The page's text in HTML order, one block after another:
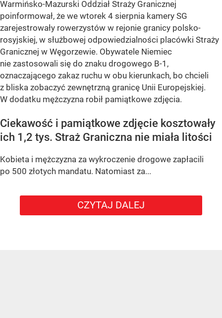
Warmińsko-Mazurski Oddział Straży Granicznej
poinformował, że we wtorek 4 sierpnia kamery SG
zarejestrowały rowerzystów w rejonie granicy polsko-
rosyjskiej, w służbowej odpowiedzialności placówki Straży
Granicznej w Węgorzewie. Obywatele Niemiec
nie zastosowali się do znaku drogowego B-1,
oznaczającego zakaz ruchu w obu kierunkach, bo chcieli
z bliska zobaczyć zewnętrzną granicę Unii Europejskiej.
W dodatku mężczyzna robił pamiątkowe zdjęcia.
Ciekawość i pamiątkowe zdjęcie kosztowały
ich 1,2 tys. Straż Graniczna nie miała litości
Kobieta i mężczyzna za wykroczenie drogowe zapłacili
po 500 złotych mandatu. Natomiast za...
CZYTAJ DALEJ